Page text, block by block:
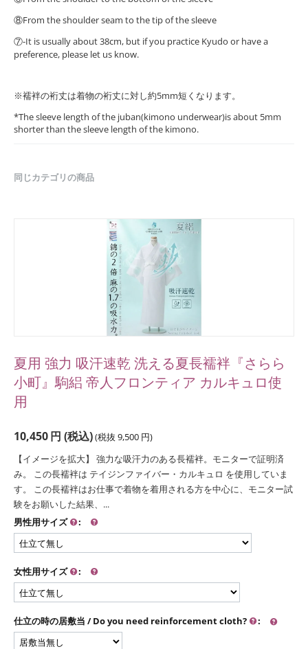
⑧From the shoulder seam to the tip of the sleeve
⑦-It is usually about 38cm, but if you practice Kyudo or have a
preference, please let us know.
※襦袢の裄丈は着物の裄丈に対し約5mm短くなります。
*The sleeve length of the juban(kimono underwear)is about 5mm
shorter than the sleeve length of the kimono.
同じカテゴリの商品
夏用 強力 吸汗速乾 洗える夏長襦袢『さらら
小町』駒絽 帝人フロンティア カルキュロ使
用
10,450円 (税込)(税抜 9,500 円)
【イメージを拡大】 強力な吸汗力のある長襦袢。モニターで証明済
み。 この長襦袢は テイジンファイバー・カルキュロ を使用していま
す。 この長襦袢はお仕事で着物を着用される方を中心に、モニター試
験をお願いした結果、...
男性用サイズ
:
女性用サイズ :
仕立の時の居敷当 / Do you need reinforcement cloth? :